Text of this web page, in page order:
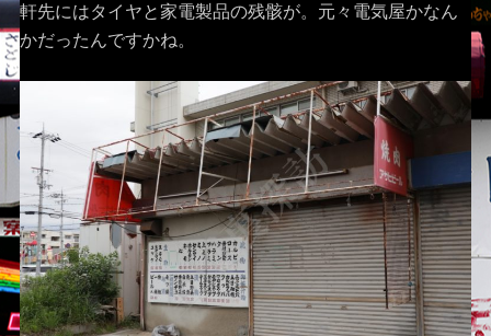
軒先にはタイヤと家電製品の残骸が。元々電気屋かなん
かだったんですかね。